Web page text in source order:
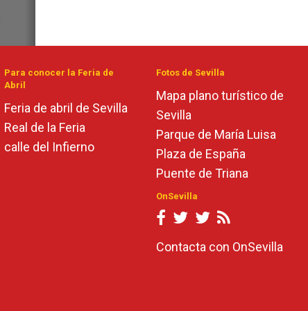
Para conocer la Feria de
Abril
Feria de abril de Sevilla
Real de la Feria
calle del Infierno
Fotos de Sevilla
Mapa plano turístico de
Sevilla
Parque de María Luisa
Plaza de España
Puente de Triana
OnSevilla
Contacta con OnSevilla